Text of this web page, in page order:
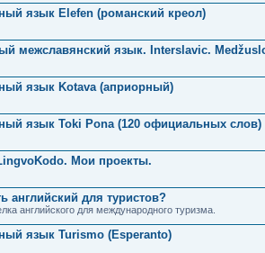
язык Elefen (романский креол)
межславянский язык. Interslavic.
язык Kotava (априорный)
язык Toki Pona (120 официальных слов)
Мои проекты.
английский для туристов?
английского для международного туризма.
язык Turismo (Esperanto)